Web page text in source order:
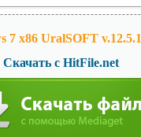
7 x86 UralSOFT
Скачать с HitFile.net